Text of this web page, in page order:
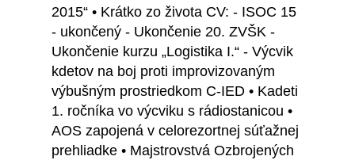
2015“ • Krátko zo života CV: - ISOC 15
- ukončený - Ukončenie 20. ZVŠK -
Ukončenie kurzu „Logistika I.“ - Výcvik
kdetov na boj proti improvizovaným
výbušným prostriedkom C-IED • Kadeti
1. ročníka vo výcviku s rádiostanicou •
AOS zapojená v celorezortnej súťažnej
prehliadke • Majstrovstvá Ozbrojených